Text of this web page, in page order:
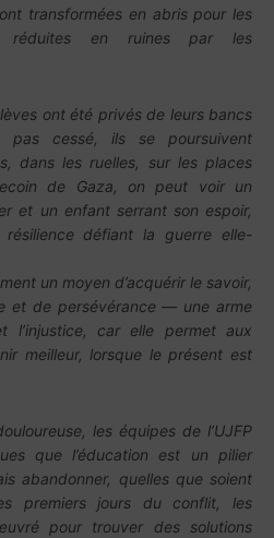
transformées en abris pour les
en ruines par les
ont été privés de leurs bancs
pas cessé, ils se poursuivent
dans les ruelles, sur les places
de Gaza, on peut voir un
et un enfant serrant son espoir,
défiant la guerre elle-
un moyen d’acquérir le savoir,
et de persévérance — une arme
l’injustice, car elle permet aux
meilleur, lorsque le présent est
les équipes de l’UJFP
que l’éducation est un pilier
abandonner, quelles que soient
premiers jours du conflit, les
pour trouver des solutions